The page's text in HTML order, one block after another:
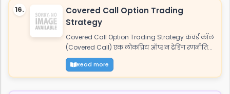
16.
Covered Call Option Trading
Strategy
Covered Call Option Trading Strategy कवर्ड कॉल
(Covered Call) एक लोकप्रिय ऑप्शन ट्रेडिंग रणनीति...
Read more